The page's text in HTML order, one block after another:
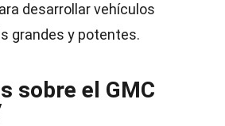
desarrollar vehículos
grandes y potentes.
sobre el GMC